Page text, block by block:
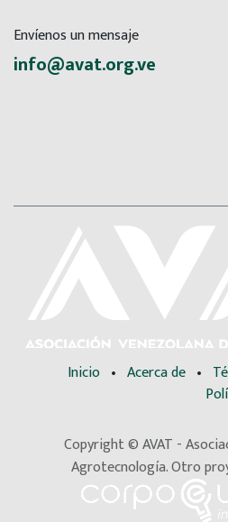
Envíenos un mensaje
info@avat.org.ve
Inicio • Acerca de •
Copyright © AVAT -
Agrotecnología. Otro